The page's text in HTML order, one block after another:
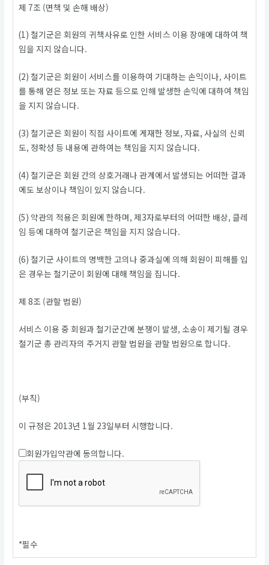
제 7조 (면책 및 손해 배상)
(1) 철기군은 회원의 귀책사유로 인한 서비스 이용 장애에 대하여 책
임을 지지 않습니다.
(2) 철기군은 회원이 서비스를 이용하여 기대하는 손익이나, 사이트
를 통해 얻은 정보 또는 자료 등으로 인해 발생한 손익에 대하여 책임
을 지지 않습니다.
(3) 철기군은 회원이 직접 사이트에 게재한 정보, 자료, 사실의 신뢰
도, 정확성 등 내용에 관하여는 책임을 지지 않습니다.
(4) 철기군은 회원 간의 상호거래나 관계에서 발생되는 어떠한 결과
에도 보상이나 책임이 있지 않습니다.
(5) 약관의 적용은 회원에 한하며, 제3자로부터의 어떠한 배상, 클레
임 등에 대하여 철기군은 책임을 지지 않습니다.
(6) 철기군 사이트의 명백한 고의나 중과실에 의해 회원이 피해를 입
은 경우는 철기군이 회원에 대해 책임을 집니다.
제 8조 (관할 법원)
서비스 이용 중 회원과 철기군간에 분쟁이 발생, 소송이 제기될 경우
철기군 총 관리자의 주거지 관할 법원을 관할 법원으로 합니다.
(부칙)
이 규정은 2013년 1월 23일부터 시행합니다.
회원가입약관에 동의합니다.
*필수